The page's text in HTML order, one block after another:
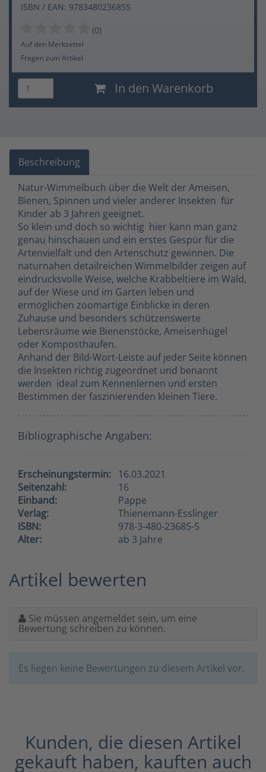
ISBN / EAN: 9783480236855
(0)
Auf den Merkzettel
Fragen zum Artikel
In den Warenkorb
Beschreibung
Natur-Wimmelbuch über die Welt der Ameisen,
Bienen, Spinnen und vieler anderer Insekten  für
Kinder ab 3 Jahren geeignet.
So klein und doch so wichtig  hier kann man ganz
genau hinschauen und ein erstes Gespür für die
Artenvielfalt und den Artenschutz gewinnen. Die
naturnahen detailreichen Wimmelbilder zeigen auf
eindrucksvolle Weise, welche Krabbeltiere im Wald,
auf der Wiese und im Garten leben und
ermöglichen zoomartige Einblicke in deren
Zuhause und besonders schützenswerte
Lebensräume wie Bienenstöcke, Ameisenhügel
oder Komposthaufen.
Anhand der Bild-Wort-Leiste auf jeder Seite können
die Insekten richtig zugeordnet und benannt
werden  ideal zum Kennenlernen und ersten
Bestimmen der faszinierenden kleinen Tiere.
Bibliographische Angaben:
Erscheinungstermin:
16.03.2021
Seitenzahl:
16
Einband:
Pappe
Verlag:
Thienemann-Esslinger
ISBN:
978-3-480-23685-5
Alter:
ab 3 Jahre
Artikel bewerten
Sie müssen angemeldet sein, um eine
Bewertung schreiben zu können.
Es liegen keine Bewertungen zu diesem Artikel vor.
Kunden, die diesen Artikel
gekauft haben, kauften auch